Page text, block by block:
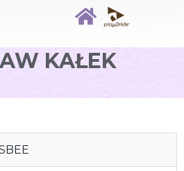
KAŁEK